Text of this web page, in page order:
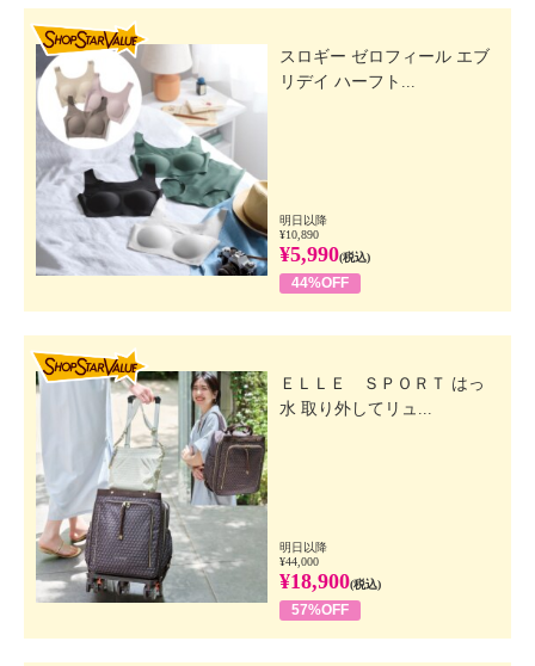
スロギー ゼロフィール エブ
リデイ ハーフト...
明日以降
¥10,890
¥5,990(税込)
44%OFF
ＥＬＬＥ ＳＰＯＲＴ はっ
水 取り外してリュ...
明日以降
¥44,000
¥18,900(税込)
57%OFF